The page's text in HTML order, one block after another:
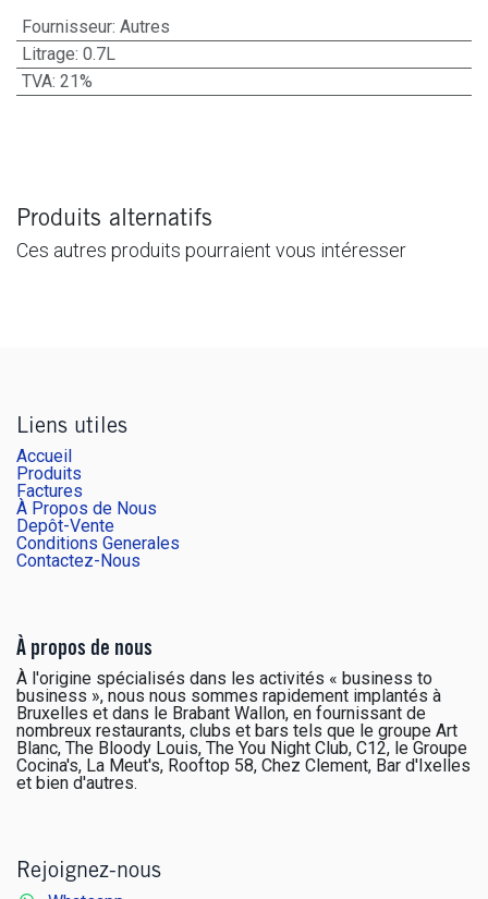
Fournisseur: Autres
Litrage: 0.7L
TVA: 21%
Produits alternatifs
Ces autres produits pourraient vous intéresser
Liens utiles
Accueil
Produits
Factures
À Propos de Nous
Depôt-Vente
Conditions Generales
Contactez-Nous
À propos de nous
À l'origine spécialisés dans les activités « business to
business », nous nous sommes rapidement implantés à
Bruxelles et dans le Brabant Wallon, en fournissant de
nombreux restaurants, clubs et bars tels que le groupe Art
Blanc, The Bloody Louis, The You Night Club, C12, le Groupe
Cocina's, La Meut's, Rooftop 58, Chez Clement, Bar d'Ixelles
et bien d'autres.
Rejoignez-nous